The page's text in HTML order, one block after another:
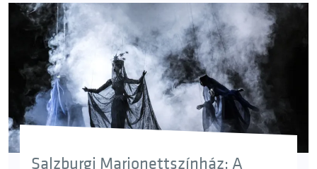
Salzburgi Marionettszínház: A